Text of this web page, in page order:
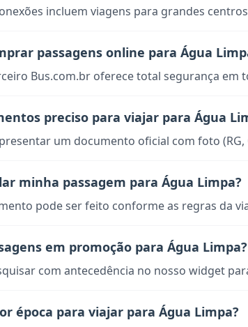
incluem viagens para grandes
passagens online para Água
Bus.com.br oferece total segurança em
preciso para viajar para Água
um documento oficial com foto (RG,
minha passagem para Água Limpa?
pode ser feito conforme as regras da
em promoção para Água Limpa?
com antecedência no nosso widget
época para viajar para Água Limpa?